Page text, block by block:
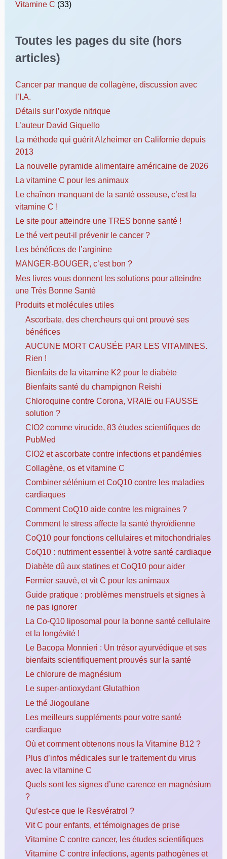
Vitamine C (33)
Toutes les pages du site (hors
articles)
Cancer par manque de collagène, discussion avec
l’I.A.
Détails sur l’oxyde nitrique
L’auteur David Giquello
La méthode qui guérit Alzheimer en Californie depuis
2013
La nouvelle pyramide alimentaire américaine de 2026
La vitamine C pour les animaux
Le chaînon manquant de la santé osseuse, c’est la
vitamine C !
Le site pour atteindre une TRES bonne santé !
Le thé vert peut-il prévenir le cancer ?
Les bénéfices de l’arginine
MANGER-BOUGER, c’est bon ?
Mes livres vous donnent les solutions pour atteindre
une Très Bonne Santé
Produits et molécules utiles
Ascorbate, des chercheurs qui ont prouvé ses
bénéfices
AUCUNE MORT CAUSÉE PAR LES VITAMINES.
Rien !
Bienfaits de la vitamine K2 pour le diabète
Bienfaits santé du champignon Reishi
Chloroquine contre Corona, VRAIE ou FAUSSE
solution ?
ClO2 comme virucide, 83 études scientifiques de
PubMed
ClO2 et ascorbate contre infections et pandémies
Collagène, os et vitamine C
Combiner sélénium et CoQ10 contre les maladies
cardiaques
Comment CoQ10 aide contre les migraines ?
Comment le stress affecte la santé thyroïdienne
CoQ10 pour fonctions cellulaires et mitochondriales
CoQ10 : nutriment essentiel à votre santé cardiaque
Diabète dû aux statines et CoQ10 pour aider
Fermier sauvé, et vit C pour les animaux
Guide pratique : problèmes menstruels et signes à
ne pas ignorer
La Co-Q10 liposomal pour la bonne santé cellulaire
et la longévité !
Le Bacopa Monnieri : Un trésor ayurvédique et ses
bienfaits scientifiquement prouvés sur la santé
Le chlorure de magnésium
Le super-antioxydant Glutathion
Le thé Jiogoulane
Les meilleurs suppléments pour votre santé
cardiaque
Où et comment obtenons nous la Vitamine B12 ?
Plus d’infos médicales sur le traitement du virus
avec la vitamine C
Quels sont les signes d’une carence en magnésium
?
Qu’est-ce que le Resvératrol ?
Vit C pour enfants, et témoignages de prise
Vitamine C contre cancer, les études scientifiques
Vitamine C contre infections, agents pathogènes et